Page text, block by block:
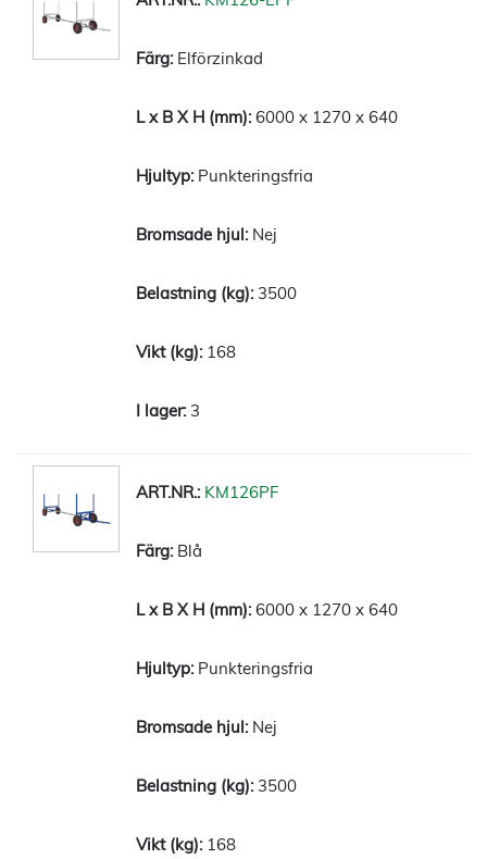
Elförzinkad
6000 x 1270 x 640
Punkteringsfria
Nej
3500
168
3
KM126PF
Blå
6000 x 1270 x 640
Punkteringsfria
Nej
3500
168